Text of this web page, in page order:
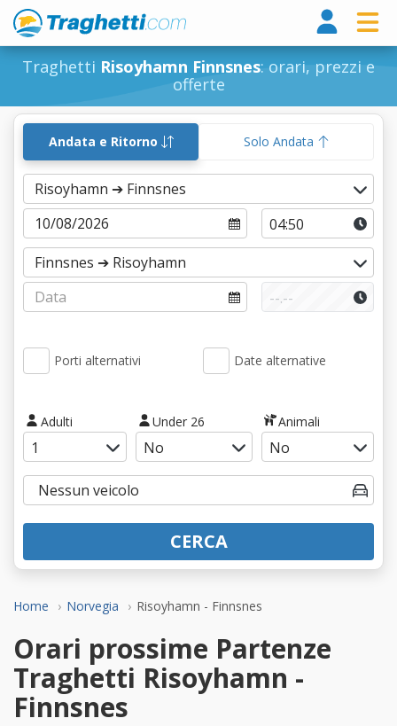
Traghetti Risoyhamn Finnsnes: orari, prezzi e
offerte
Home Norvegia Risoyhamn - Finnsnes
Andata e Ritorno Solo Andata
Porti alternativi Date alternative
Adulti Under 26 Animali
CERCA
Orari prossime Partenze
Traghetti Risoyhamn -
Finnsnes